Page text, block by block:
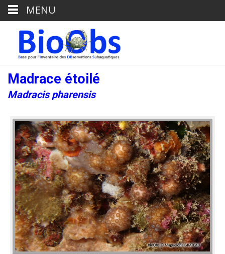
Madrace étoilé
Madracis pharensis
MENU